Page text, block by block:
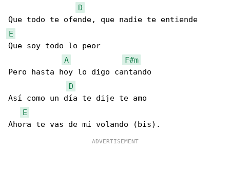
D
E
Que soy todo lo peor
A
F#m
Pero hasta hoy lo digo cantando
D
Así como un día te dije te amo
E